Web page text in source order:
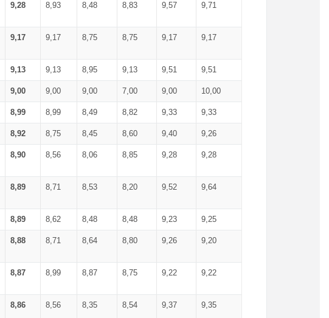
9,28 8,93 8,48 8,83 9,57 9,71
9,17 9,17 8,75 8,75 9,17 9,17
9,13 9,13 8,95 9,13 9,51 9,51
9,00 9,00 9,00 7,00 9,00 10,00
8,99 8,99 8,49 8,82 9,33 9,33
8,92 8,75 8,45 8,60 9,40 9,26
8,90 8,56 8,06 8,85 9,28 9,28
8,89 8,71 8,53 8,20 9,52 9,64
8,89 8,62 8,48 8,48 9,23 9,25
8,88 8,71 8,64 8,80 9,26 9,20
8,87 8,99 8,87 8,75 9,22 9,22
8,86 8,56 8,35 8,54 9,37 9,35